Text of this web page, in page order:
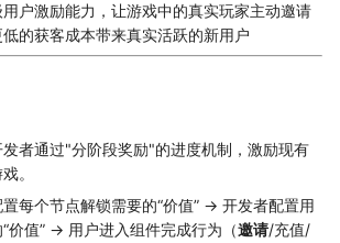
户激励能力，让游戏中的真实玩家主动邀请
的获客成本带来真实活跃的新用户
者通过"分阶段奖励"的进度机制，激励现有
。
置每个节点解锁需要的“价值” → 开发者配置用
价值” → 用户进入组件完成行为（邀请/充值/